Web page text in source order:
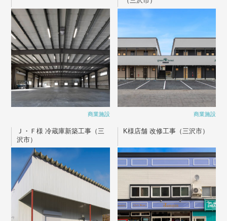
商業施設 商業施設
Ｊ・Ｆ様 冷蔵庫新築工事（三
沢市）
K様店舗 改修工事（三沢市）